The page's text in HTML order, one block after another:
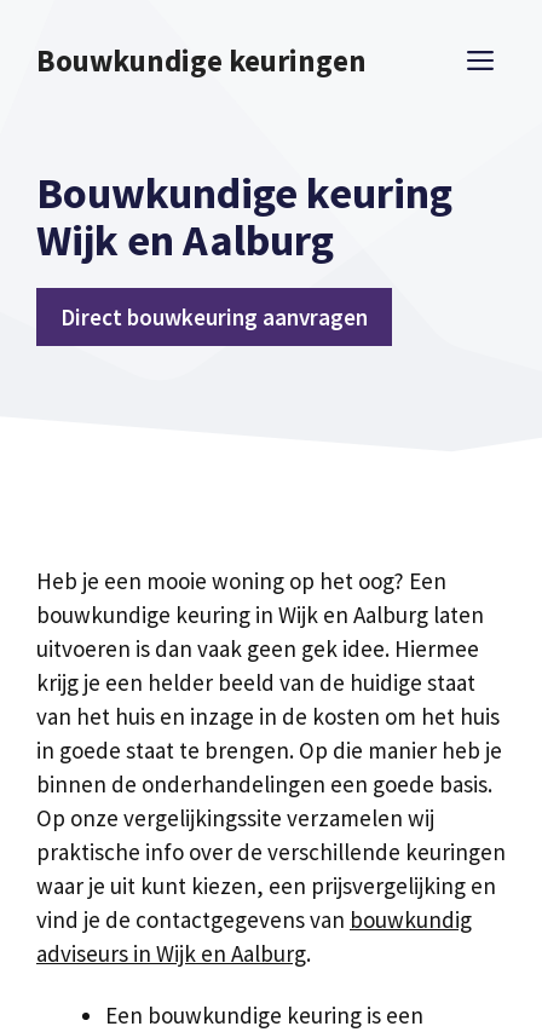
naarBouwkundige keuringen
Bouwkundige keuring
Wijk en Aalburg
Direct bouwkeuring aanvragen
Heb je een mooie woning op het oog? Een
bouwkundige keuring in Wijk en Aalburg laten
uitvoeren is dan vaak geen gek idee. Hiermee
krijg je een helder beeld van de huidige staat
van het huis en inzage in de kosten om het huis
in goede staat te brengen. Op die manier heb je
binnen de onderhandelingen een goede basis.
Op onze vergelijkingssite verzamelen wij
praktische info over de verschillende keuringen
waar je uit kunt kiezen, een prijsvergelijking en
vind je de contactgegevens van bouwkundig
adviseurs in Wijk en Aalburg.
Een bouwkundige keuring is een